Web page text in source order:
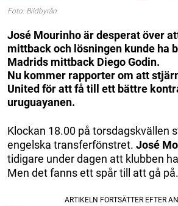
Foto: Bildbyrån
José Mourinho är desperat över
mittback och lösningen kunde ha
Madrids mittback Diego Godin.
Nu kommer rapporter om att
United för att få till ett bättre
uruguayanen.
Klockan 18.00 på torsdagskvällen
engelska transferfönstret. José
tidigare under dagen att klubben
Men det fanns ett spår till att gå på.